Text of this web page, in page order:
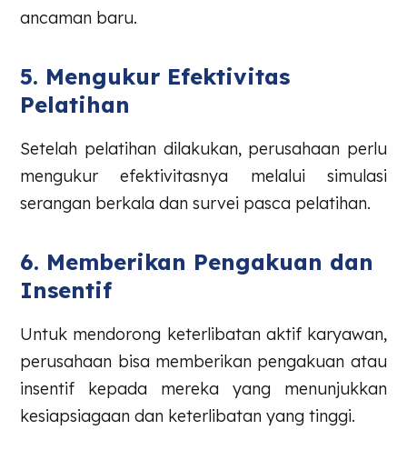
ancaman baru.
5. Mengukur Efektivitas
Pelatihan
Setelah pelatihan dilakukan, perusahaan perlu
mengukur efektivitasnya melalui simulasi
serangan berkala dan survei pasca pelatihan.
6. Memberikan Pengakuan dan
Insentif
Untuk mendorong keterlibatan aktif karyawan,
perusahaan bisa memberikan pengakuan atau
insentif kepada mereka yang menunjukkan
kesiapsiagaan dan keterlibatan yang tinggi.